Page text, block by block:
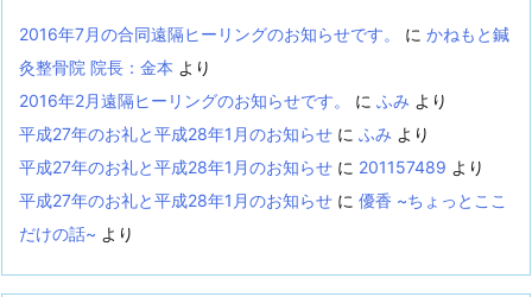
2016年7月の合同遠隔ヒーリングのお知らせです。 に かねもと鍼
灸整骨院 院長：金本 より
2016年2月遠隔ヒーリングのお知らせです。
に ふみ より
平成27年のお礼と平成28年1月のお知らせ に ふみ より
平成27年のお礼と平成28年1月のお知らせ に 201157489 より
平成27年のお礼と平成28年1月のお知らせ に 優香 ~ちょっとここ
だけの話~ より